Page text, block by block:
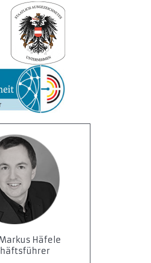
Häfele